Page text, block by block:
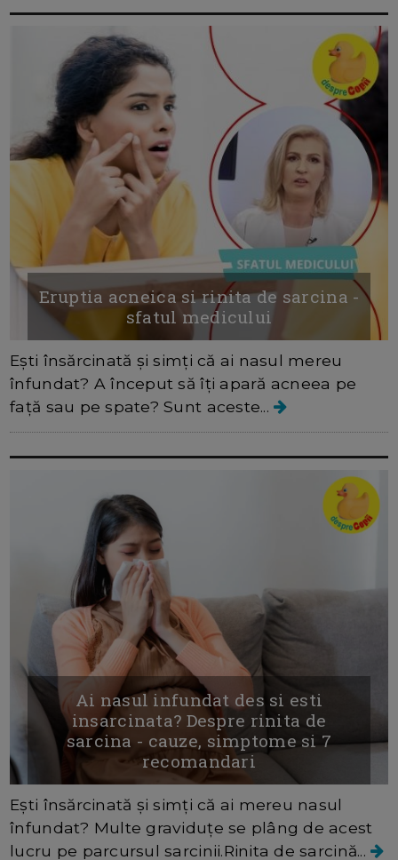
Eruptia acneica si rinita de sarcina -
sfatul medicului
Ești însărcinată și simți că ai nasul mereu
înfundat? A început să îți apară acneea pe
față sau pe spate? Sunt aceste...
Ai nasul infundat des si esti
insarcinata? Despre rinita de
sarcina - cauze, simptome si 7
recomandari
Ești însărcinată și simți că ai mereu nasul
înfundat? Multe graviduțe se plâng de acest
lucru pe parcursul sarcinii.Rinita de sarcină...